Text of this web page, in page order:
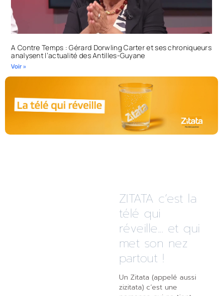
A Contre Temps : Gérard Dorwling Carter et ses chroniqueurs
analysent l’actualité des Antilles-Guyane
Voir »
ZITATA c’est la
télé qui
réveille... et qui
met son nez
partout !
Un Zitata (appelé aussi
zizitata) c’est une